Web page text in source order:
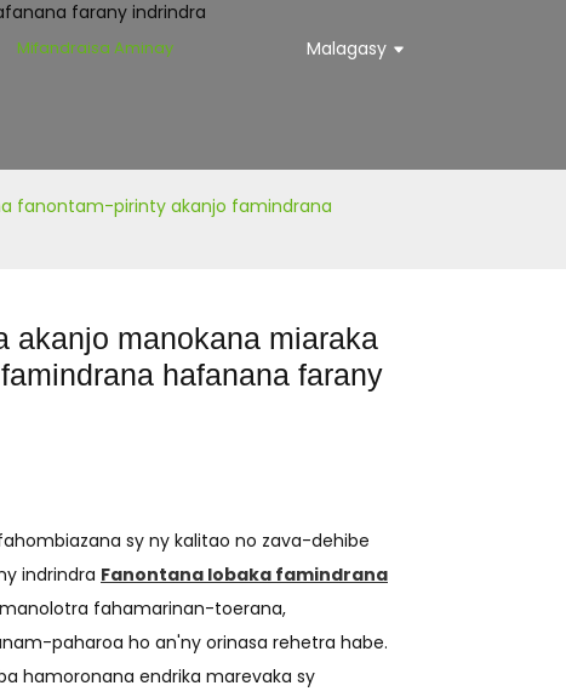
Mifandraisa Aminay Malagasy
fanontam-pirinty akanjo famindrana
akanjo manokana miaraka
hafanana farany
sy ny kalitao no zava-dehibe
indrindra Fanontana lobaka famindrana
fahamarinan-toerana,
paharoa ho an'ny orinasa rehetra habe.
hamoronana endrika marevaka sy